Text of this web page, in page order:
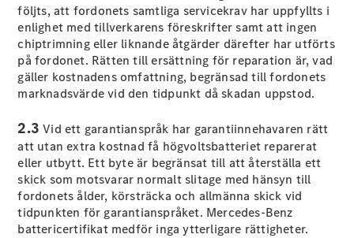
Sedan
Elektrisk
EQS
Sedan
Elektrisk
E-Klass
Sedan
S-Klass
Mercedes-
Maybach S-
Klass
Konfigurator
Mercedes-
följts, att fordonets samtliga servicekrav har uppfyllts i
enlighet med tillverkarens föreskrifter samt att ingen
chiptrimning eller liknande åtgärder därefter har utförts
på fordonet. Rätten till ersättning för reparation är, vad
gäller kostnadens omfattning, begränsad till fordonets
marknadsvärde vid den tidpunkt då skadan uppstod.
2.3 Vid ett garantianspråk har garantiinnehavaren rätt
att utan extra kostnad få högvoltsbatteriet reparerat
eller utbytt. Ett byte är begränsat till att återställa ett
skick som motsvarar normalt slitage med hänsyn till
fordonets ålder, körsträcka och allmänna skick vid
tidpunkten för garantianspråket. Mercedes-Benz
battericertifikat medför inga ytterligare rättigheter.